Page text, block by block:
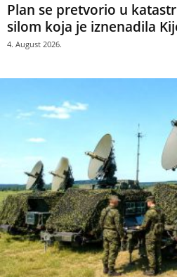
Plan se pretvorio u
silom koja je iznenadila
4. August 2026.